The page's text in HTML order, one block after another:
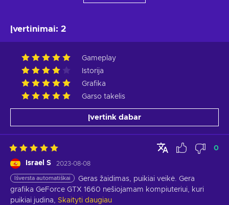
Įvertinimai: 2
Gameplay
Istorija
Grafika
Garso takelis
Įvertink dabar
Israel S 2023-08-08
0
Išversta automatiškai
Geras žaidimas, puikiai veikė. Gera
grafika GeForce GTX 1660 nešiojamam kompiuteriui, kuri
puikiai judina, Skaityti daugiau